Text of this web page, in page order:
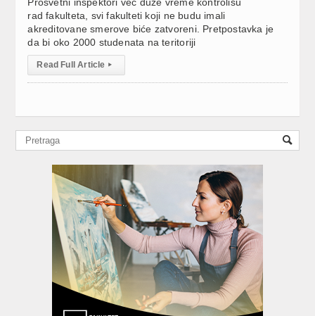
rad fakulteta, svi fakulteti koji ne budu imali
akreditovane smerove biće zatvoreni. Pretpostavka je
da bi oko 2000 studenata na teritoriji
Read Full Article ▸